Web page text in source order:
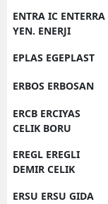
ENTRA IC ENTERRA
YEN. ENERJI
EPLAS EGEPLAST
ERBOS ERBOSAN
ERCB ERCIYAS
CELIK BORU
EREGL EREGLI
DEMIR CELIK
ERSU ERSU GIDA